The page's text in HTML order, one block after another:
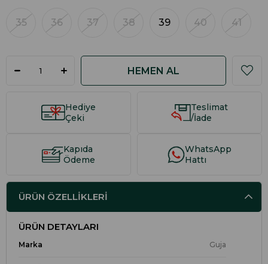
35 36 37 38 39 40 41
Hediye
Çeki
Teslimat
/İade
Kapıda
Ödeme
WhatsApp
Hattı
ÜRÜN ÖZELLIKLERI
ÜRÜN DETAYLARI
Marka Guja